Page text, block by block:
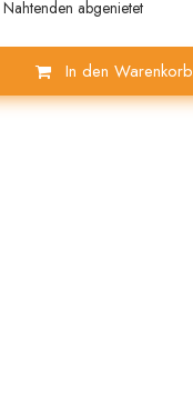
abgenietet
In den Warenkorb